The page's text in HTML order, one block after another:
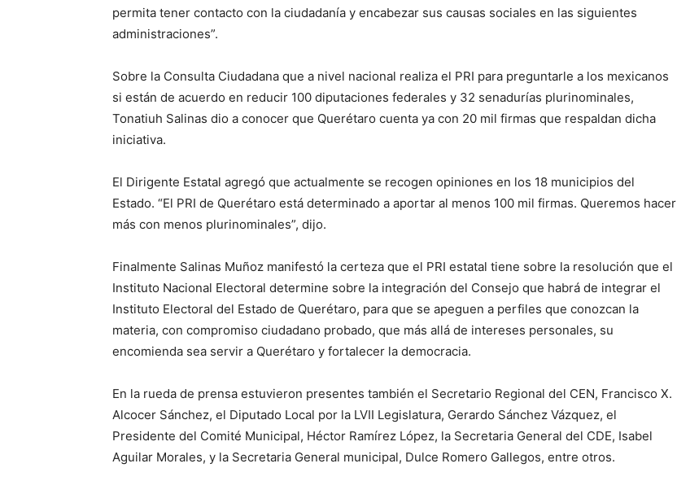
permita tener contacto con la ciudadanía y encabezar sus causas sociales en las siguientes
administraciones”.
Sobre la Consulta Ciudadana que a nivel nacional realiza el PRI para preguntarle a los mexicanos
si están de acuerdo en reducir 100 diputaciones federales y 32 senadurías plurinominales,
Tonatiuh Salinas dio a conocer que Querétaro cuenta ya con 20 mil firmas que respaldan dicha
iniciativa.
El Dirigente Estatal agregó que actualmente se recogen opiniones en los 18 municipios del
Estado. “El PRI de Querétaro está determinado a aportar al menos 100 mil firmas. Queremos hacer
más con menos plurinominales”, dijo.
Finalmente Salinas Muñoz manifestó la certeza que el PRI estatal tiene sobre la resolución que el
Instituto Nacional Electoral determine sobre la integración del Consejo que habrá de integrar el
Instituto Electoral del Estado de Querétaro, para que se apeguen a perfiles que conozcan la
materia, con compromiso ciudadano probado, que más allá de intereses personales, su
encomienda sea servir a Querétaro y fortalecer la democracia.
En la rueda de prensa estuvieron presentes también el Secretario Regional del CEN, Francisco X.
Alcocer Sánchez, el Diputado Local por la LVII Legislatura, Gerardo Sánchez Vázquez, el
Presidente del Comité Municipal, Héctor Ramírez López, la Secretaria General del CDE, Isabel
Aguilar Morales, y la Secretaria General municipal, Dulce Romero Gallegos, entre otros.